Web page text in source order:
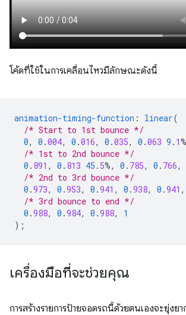
โค้ดที่ใช้ในการเคลื่อนไหวมีลักษณะดังนี้
animation-timing-function : linear(
/* Start to 1st bounce */
0, 0 .004, 0 .016, 0 .035, 0 .063 9 . 1
/* 1st to 2nd bounce */
0 . 891 , 0 . 813 45 . 5%, 0 . 785, 0 . 766,
/* 2nd to 3rd bounce */
0 .973, 0 .953, 0 .941 , 0 .938, 0 .941 ,
/* 3rd bounce to end */
0 .988, 0 .984, 0 .988,
1
);
เครื่องมือที่จะช่วยคุณ
การสร้างรายการป้ายจอดรถนี้ด้วยตนเองจะยุ่งย